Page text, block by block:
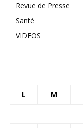
Revue de Presse
Santé
VIDEOS
L M